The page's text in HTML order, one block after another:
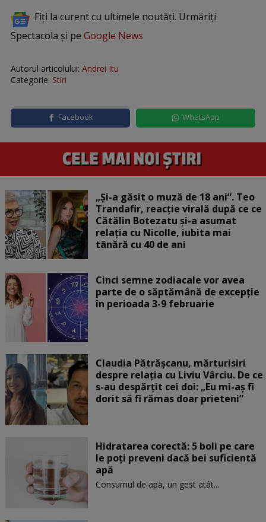
Fiți la curent cu ultimele noutăți. Urmăriți
Spectacola și pe Google News
Autorul articolului: Andrei Itu
Categorie: Stiri
Facebook WhatsApp
„Și-a găsit o muză de 18 ani”. Teo
Trandafir, reacție virală după ce ce
Cătălin Botezatu și-a asumat
relația cu Nicolle, iubita mai
tânără cu 40 de ani
Cinci semne zodiacale vor avea
parte de o săptămână de excepție
în perioada 3-9 februarie
Claudia Pătrășcanu, mărturisiri
despre relația cu Liviu Vârciu. De ce
s-au despărțit cei doi: „Eu mi-aș fi
dorit să fi rămas doar prieteni”
Hidratarea corectă: 5 boli pe care
le poți preveni dacă bei suficientă
apă
Consumul de apă, un gest atât...